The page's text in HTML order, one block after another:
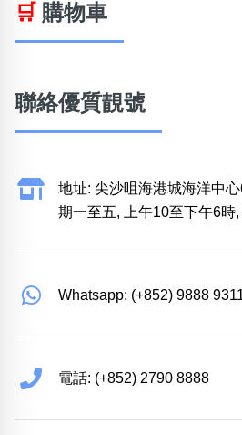
🛒 購物車
聯絡優質靚號
地址: 尖沙咀海港城海洋中
期一至五, 上午10至下午6時
Whatsapp: (+852) 9888
電話: (+852) 2790 8888